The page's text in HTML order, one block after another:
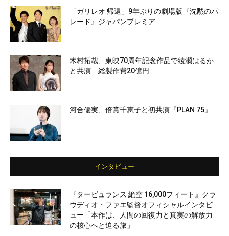
「ガリレオ 帰還」9年ぶりの劇場版『沈黙のパ
レード』ジャパンプレミア
木村拓哉、東映70周年記念作品で綾瀬はるか
と共演 総製作費20億円
河合優実、倍賞千恵子と初共演『PLAN 75』
インタビュー
『タービュランス 絶空 16,000フィート』クラ
ウディオ・ファエ監督オフィシャルインタビ
ュー「本作は、人間の回復力と真実の解放力
の核心へと迫る旅」